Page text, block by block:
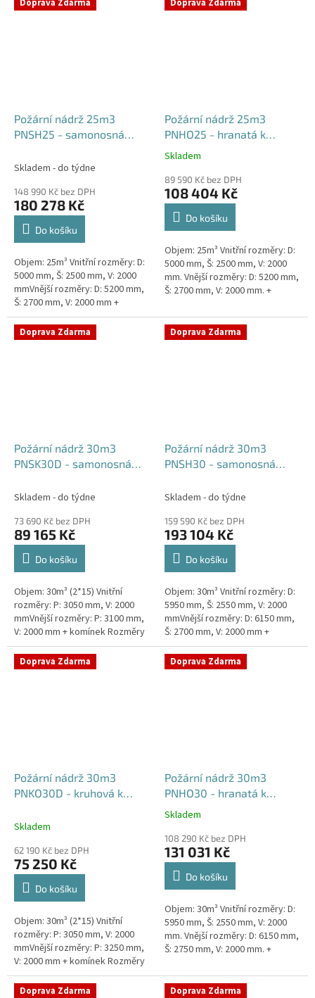
Doprava Zdarma
Požární nádrž 25m3
PNSH25 - samonosná
Skladem - do týdne
148 990 Kč bez DPH
180 278 Kč
Do košíku
Objem: 25m³ Vnitřní rozměry: D:
5000 mm, Š: 2500 mm, V: 2000
mmVnější rozměry: D: 5200 mm,
Š: 2700 mm, V: 2000 mm +
komínek Běžná doba dodání 2-3
týdny od objednávky. Rozměry...
Doprava Zdarma
Požární nádrž 25m3
PNHO25 - hranatá k
obetonování
Průměrné
produktu
je
5,0
hvězdiček.
Skladem
89 590 Kč bez DPH
108 404 Kč
Do košíku
Objem: 25m³ Vnitřní rozměry: D:
5000 mm, Š: 2500 mm, V: 2000
mm. Vnější rozměry: D: 5200 mm,
Š: 2700 mm, V: 2000 mm. +
týdny od objednávky....
Doprava Zdarma
Požární nádrž 30m3
PNSK30D - samonosná
Skladem - do týdne
73 690 Kč bez DPH
89 165 Kč
Do košíku
Objem: 30m³ (2*15) Vnitřní
rozměry: P: 3050 mm, V: 2000
mmVnější rozměry: P: 3100 mm,
V: 2000 mm + komínek Rozměry
nádrže možno jakkoliv upravit -
vyrobíme nádrž na...
Doprava Zdarma
Požární nádrž 30m3
PNSH30 - samonosná
Skladem - do týdne
159 590 Kč bez DPH
193 104 Kč
Do košíku
Objem: 30m³ Vnitřní rozměry: D:
5950 mm, Š: 2550 mm, V: 2000
mmVnější rozměry: D: 6150 mm,
Š: 2700 mm, V: 2000 mm +
komínek Běžná doba dodání 2-3
týdny od objednávky. Rozměry...
Doprava Zdarma
Požární nádrž 30m3
PNKO30D - kruhová k
Skladem
62 190 Kč bez DPH
75 250 Kč
Do košíku
Objem: 30m³ (2*15) Vnitřní
rozměry: P: 3050 mm, V: 2000
mmVnější rozměry: P: 3250 mm,
V: 2000 mm + komínek Rozměry
nádrže možno jakkoliv upravit -
vyrobíme nádrž na...
Doprava Zdarma
Požární nádrž 30m3
PNHO30 - hranatá k
obetonování
Průměrné
produktu
je
5,0
hvězdiček.
Skladem
108 290 Kč bez DPH
131 031 Kč
Do košíku
Objem: 30m³ Vnitřní rozměry: D:
5950 mm, Š: 2550 mm, V: 2000
mm. Vnější rozměry: D: 6150 mm,
Š: 2750 mm, V: 2000 mm. +
týdny od objednávky....
Doprava Zdarma Doprava Zdarma